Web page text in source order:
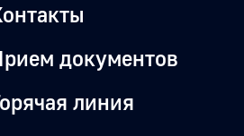
документов
линия